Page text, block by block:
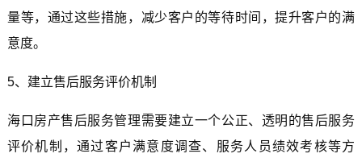
量等，通过这些措施，减少客户的等待时间，提升客户的满
意度。
5、建立售后服务评价机制
海口房产售后服务管理需要建立一个公正、透明的售后服务
评价机制，通过客户满意度调查、服务人员绩效考核等方